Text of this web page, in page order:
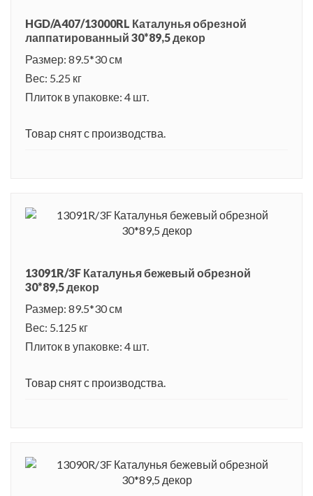
HGD/A407/13000RL Каталунья обрезной
лаппатированный 30*89,5 декор
Размер: 89.5*30 см
Вес: 5.25 кг
Плиток в упаковке: 4 шт.
Товар снят с производства.
13091R/3F Каталунья бежевый обрезной
30*89,5 декор
Размер: 89.5*30 см
Вес: 5.125 кг
Плиток в упаковке: 4 шт.
Товар снят с производства.